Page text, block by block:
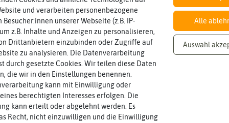
3.2
Sp
ortr
ase
n
Reg
ene
on
Ras
end
er
itig
ung
Inhalt
2,5 kgWie viel ist enthalten
und verarbeiten personenbezogene
Besucher:innen unserer Webseite (z.B. IP-
z.B. Inhalte und Anzeigen zu personalisieren,
Drittanbietern einzubinden oder Zugriffe auf
zu analysieren. Die Datenverarbeitung
durch gesetzte Cookies. Wir teilen diese Daten
die wir in den Einstellungen benennen.
kann mit Einwilligung oder
berechtigten Interesses erfolgen. Die
kann erteilt oder abgelehnt werden. Es
Recht, nicht einzuwilligen und die Einwilligung
Alle
Auswahl